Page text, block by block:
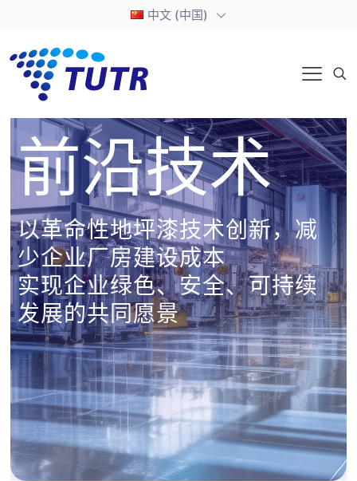
中文 (中国)
前沿技术
以革命性地坪漆技术创新，减
少企业厂房建设成本
实现企业绿色、安全、可持续
发展的共同愿景